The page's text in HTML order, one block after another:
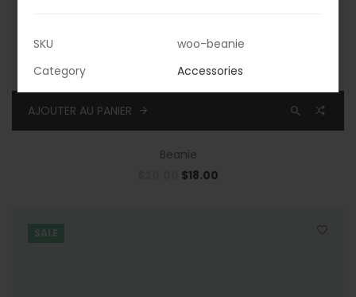
SKU
woo-beanie
Category
Accessories
AJOUTER AU PANIER
Beanie
$18.00
SALE